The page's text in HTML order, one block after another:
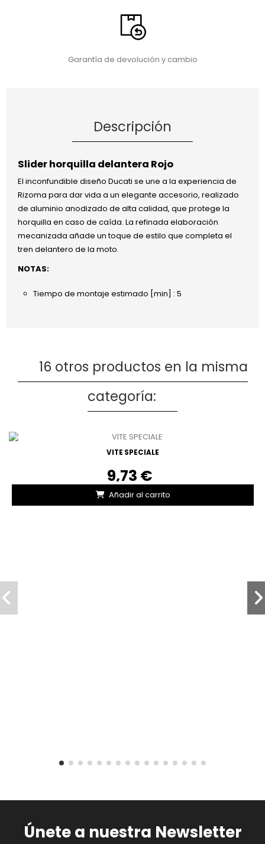
Garantía de devolución y cambio
Descripción
Slider horquilla delantera Rojo
El inconfundible diseño Ducati se une a la experiencia de
Rizoma para dar vida a un elegante accesorio, realizado
de aluminio anodizado de alta calidad, que protege la
horquilla en caso de caída. La refinada elaboración
mecanizada añade un toque de estilo que completa el
tren delantero de la moto.
NOTAS:
Tiempo de montaje estimado [min] : 5
16 otros productos en la misma
categoría:
VITE SPECIALE
9,73 €
Añadir al carrito
Únete a nuestra Newsletter